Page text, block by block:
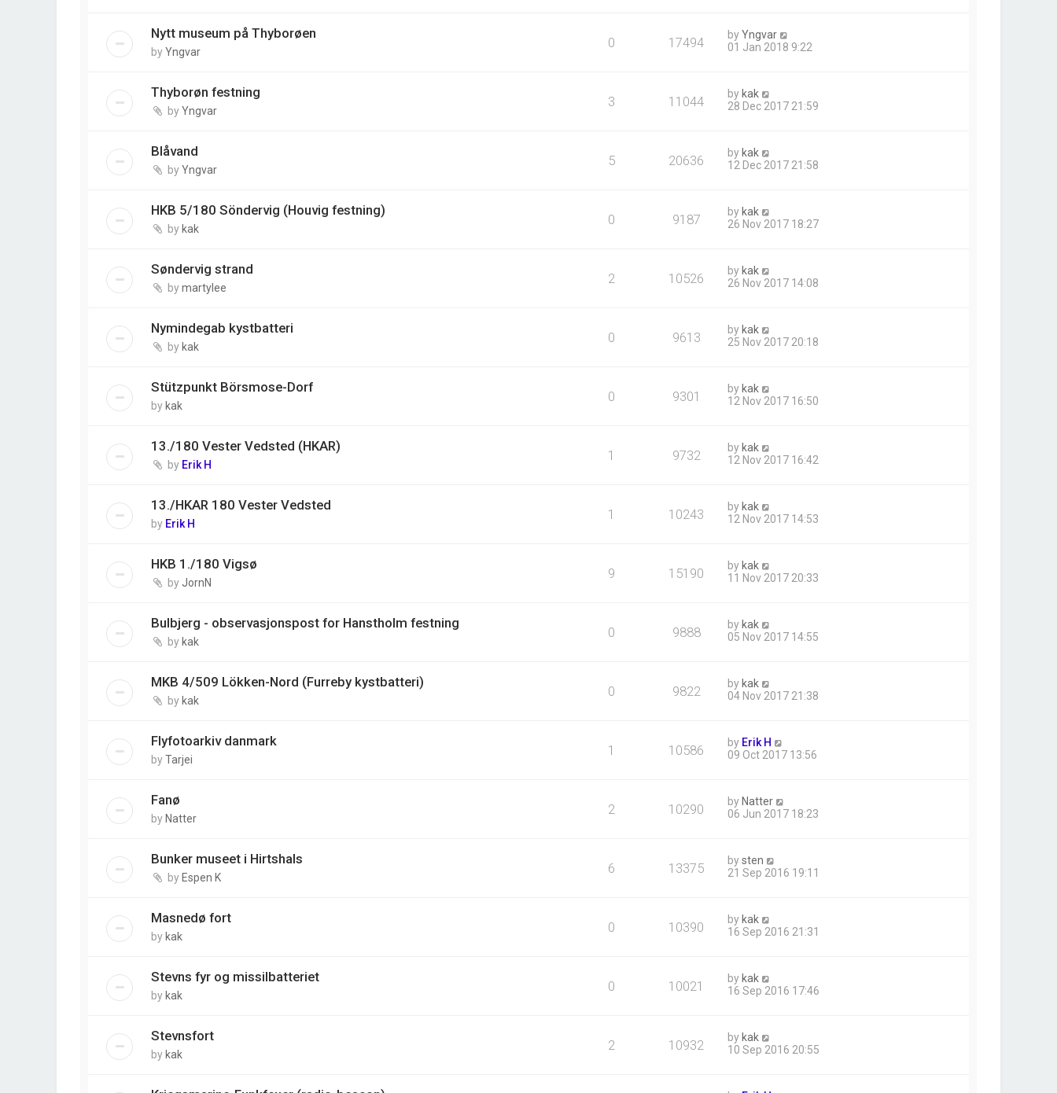
Nytt museum på Thyborøen
byYngvar
0 17494 byYngvar
01 Jan 2018 9:22
Thyborøn festning
byYngvar
3 11044 by kak
28 Dec 2017 21:59
Blåvand
byYngvar
5 20636 by kak
12 Dec 2017 21:58
HKB 5/180 Söndervig (Houvig festning)
by kak
0 9187 by kak
26 Nov 2017 18:27
Søndervig strand
bymartylee
2 10526 by kak
26 Nov 2017 14:08
Nymindegab kystbatteri
by kak
0 9613 by kak
25 Nov 2017 20:18
Stützpunkt Börsmose-Dorf
by kak
0 9301 by kak
12 Nov 2017 16:50
13./180 Vester Vedsted (HKAR)
by Erik H
1 9732 by kak
12 Nov 2017 16:42
13./HKAR 180 Vester Vedsted
by Erik H
1 10243 by kak
12 Nov 2017 14:53
HKB 1./180 Vigsø
by JornN
9 15190 by kak
11 Nov 2017 20:33
Bulbjerg - observasjonspost for Hanstholm festning
by kak
0 9888 by kak
05 Nov 2017 14:55
MKB 4/509 Lökken-Nord (Furreby kystbatteri)
by kak
0 9822 by kak
04 Nov 2017 21:38
Flyfotoarkiv danmark
byTarjei
1 10586 by Erik H
09 Oct 2017 13:56
Fanø
by Natter
2 10290 by Natter
06 Jun 2017 18:23
Bunker museet i Hirtshals
by Espen K
6 13375 bysten
21 Sep 2016 19:11
Masnedø fort
by kak
0 10390 by kak
16 Sep 2016 21:31
Stevns fyr og missilbatteriet
by kak
0 10021 by kak
16 Sep 2016 17:46
Stevnsfort
by kak
2 10932 by kak
10 Sep 2016 20:55